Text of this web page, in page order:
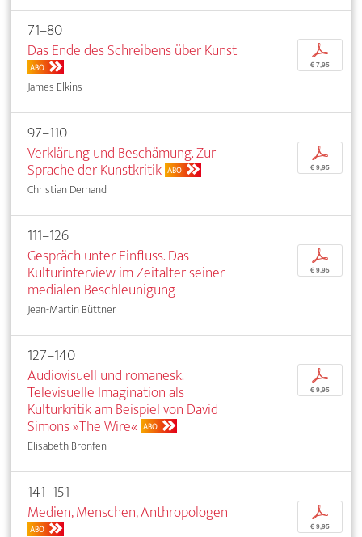
71–80
Das Ende des Schreibens über Kunst
ABO
James Elkins
p
€ 7,95
97–110
Verklärung und Beschämung. Zur
Sprache der Kunstkritik ABO
Christian Demand
p
€ 9,95
111–126
Gespräch unter Einfluss. Das
Kulturinterview im Zeitalter seiner
medialen Beschleunigung
Jean-Martin Büttner
p
€ 9,95
127–140
Audiovisuell und romanesk.
Televisuelle Imagination als
Kulturkritik am Beispiel von David
Simons »The Wire« ABO
Elisabeth Bronfen
p
€ 9,95
141–151
Medien, Menschen, Anthropologen
ABO
p
€ 9,95